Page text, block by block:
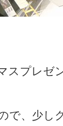
スプレゼ
で、少し